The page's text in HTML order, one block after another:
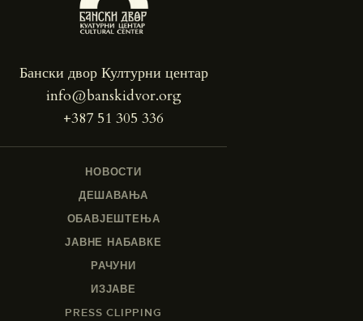
Бански двор Културни центар
info@banskidvor.org
+387 51 305 336
НОВОСТИ
ДЕШАВАЊА
ОБАВЈЕШТЕЊА
ЈАВНЕ НАБАВКЕ
РАЧУНИ
ИЗЈАВЕ
PRESS CLIPPING